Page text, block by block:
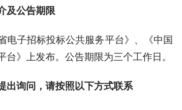
及公告期限
电子招标投标公共服务平台》、《中国
台》上发布。公告期限为三个工作日。
出询问，请按照以下方式联系